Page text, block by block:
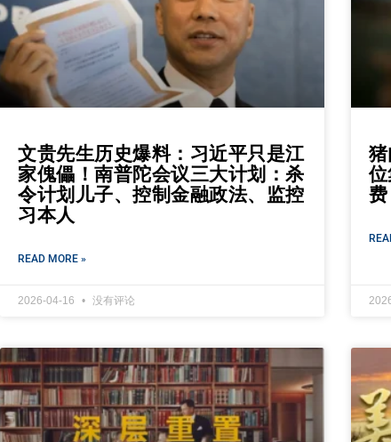
文贵先生历史爆料：习近平只是江
家傀儡！南普陀会议三大计划：杀
令计划儿子、控制金融政法、监控
习本人
READ MORE »
2026-04-16 没有评论
费